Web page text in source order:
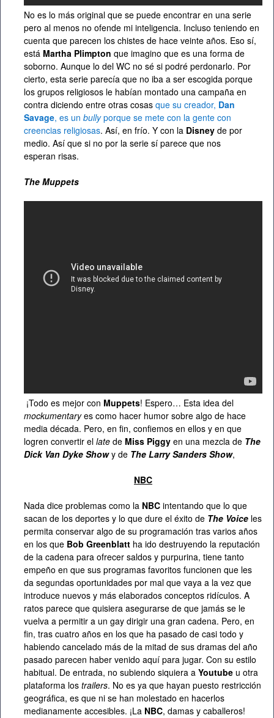
No es lo más original que se puede encontrar en una serie
pero al menos no ofende mi inteligencia. Incluso teniendo en
cuenta que parecen los chistes de hace veinte años. Eso sí,
está Martha Plimpton que imagino que es una forma de
soborno. Aunque lo del WC no sé si podré perdonarlo. Por
cierto, esta serie parecía que no iba a ser escogida porque
los grupos religiosos le habían montado una campaña en
contra diciendo entre otras cosas que su creador, Dan
Savage, es un bullyporque se mete con la gente con
creencias religiosas. Así, en frío. Y con la Disney de por
medio. Así que si no por la serie sí parece que nos
esperan risas.
The Muppets
¡Todo es mejor con Muppets! Espero… Esta idea del
mockumentaryes como hacer humor sobre algo de hace
media década. Pero, en fin, confiemos en ellos y en que
logren convertir el late de Miss Piggy en una mezcla de The
Dick Van Dyke Showy de The Larry Sanders Show,
NBC
Nada dice problemas como la NBC intentando que lo que
sacan de los deportes y lo que dure el éxito de The Voice les
permita conservar algo de su programación tras varios años
en los que Bob Greenblatt ha ido destruyendo la reputación
de la cadena para ofrecer saldos y purpurina, tiene tanto
empeño en que sus programas favoritos funcionen que les
da segundas oportunidades por mal que vaya a la vez que
introduce nuevos y más elaborados conceptos ridículos. A
ratos parece que quisiera asegurarse de que jamás se le
vuelva a permitir a un gay dirigir una gran cadena. Pero, en
fin, tras cuatro años en los que ha pasado de casi todo y
habiendo cancelado más de la mitad de sus dramas del año
pasado parecen haber venido aquí para jugar. Con su estilo
habitual. De entrada, no subiendo siquiera a Youtube u otra
plataforma los trailers. No es ya que hayan puesto restricción
geográfica, es que ni se han molestado en hacerlos
medianamente accesibles. ¡La NBC, damas y caballeros!